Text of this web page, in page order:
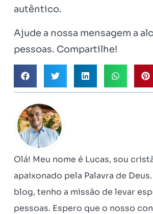
autêntico.
Ajude a nossa mensagem a
pessoas. Compartilhe!
Olá! Meu nome é Lucas, sou
apaixonado pela Palavra de
blog, tenho a missão de levar
pessoas. Espero que o nosso